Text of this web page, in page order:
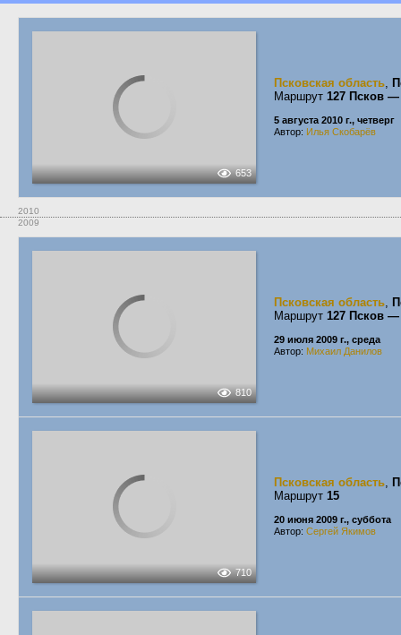
653
Псковская область,
Маршрут 127 Псков
5 августа 2010 г., четверг
Автор: Илья Скобарёв
2010
2009
810
Псковская область,
Маршрут 127 Псков
29 июля 2009 г., среда
Автор: Михаил Данилов
710
Псковская область,
Маршрут 15
20 июня 2009 г., суббота
Автор: Сергей Якимов